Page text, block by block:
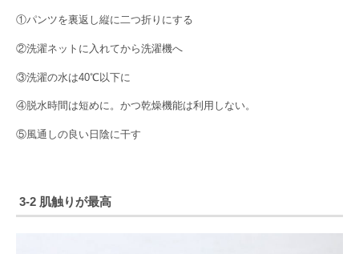
①パンツを裏返し縦に二つ折りにする
②洗濯ネットに入れてから洗濯機へ
③洗濯の水は40℃以下に
④脱水時間は短めに。かつ乾燥機能は利用しない。
⑤風通しの良い日陰に干す
3-2 肌触りが最高